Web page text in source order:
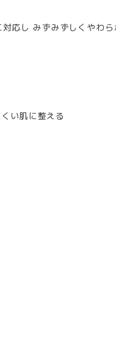
応し みずみずしくやわ
くい肌に整える